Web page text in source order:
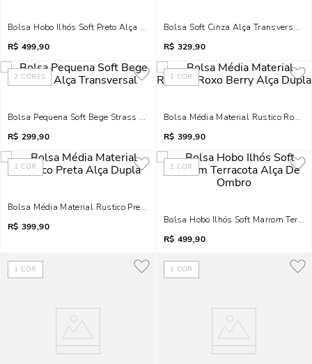
Bolsa Hobo Ilhós Soft Preto Alça De Ombro
R$ 499,90
Bolsa Soft Cinza Alça Transversal
R$ 329,90
2 CORES
Bolsa Pequena Soft Bege Strass Alça Transversal
R$ 299,90
1 COR
Bolsa Média Material Rustico Roxo
R$ 399,90
1 COR
Bolsa Média Material Rustico Preta Alça Dupla
R$ 399,90
1 COR
Bolsa Hobo Ilhós Soft Marrom
R$ 499,90
1 COR 1 COR